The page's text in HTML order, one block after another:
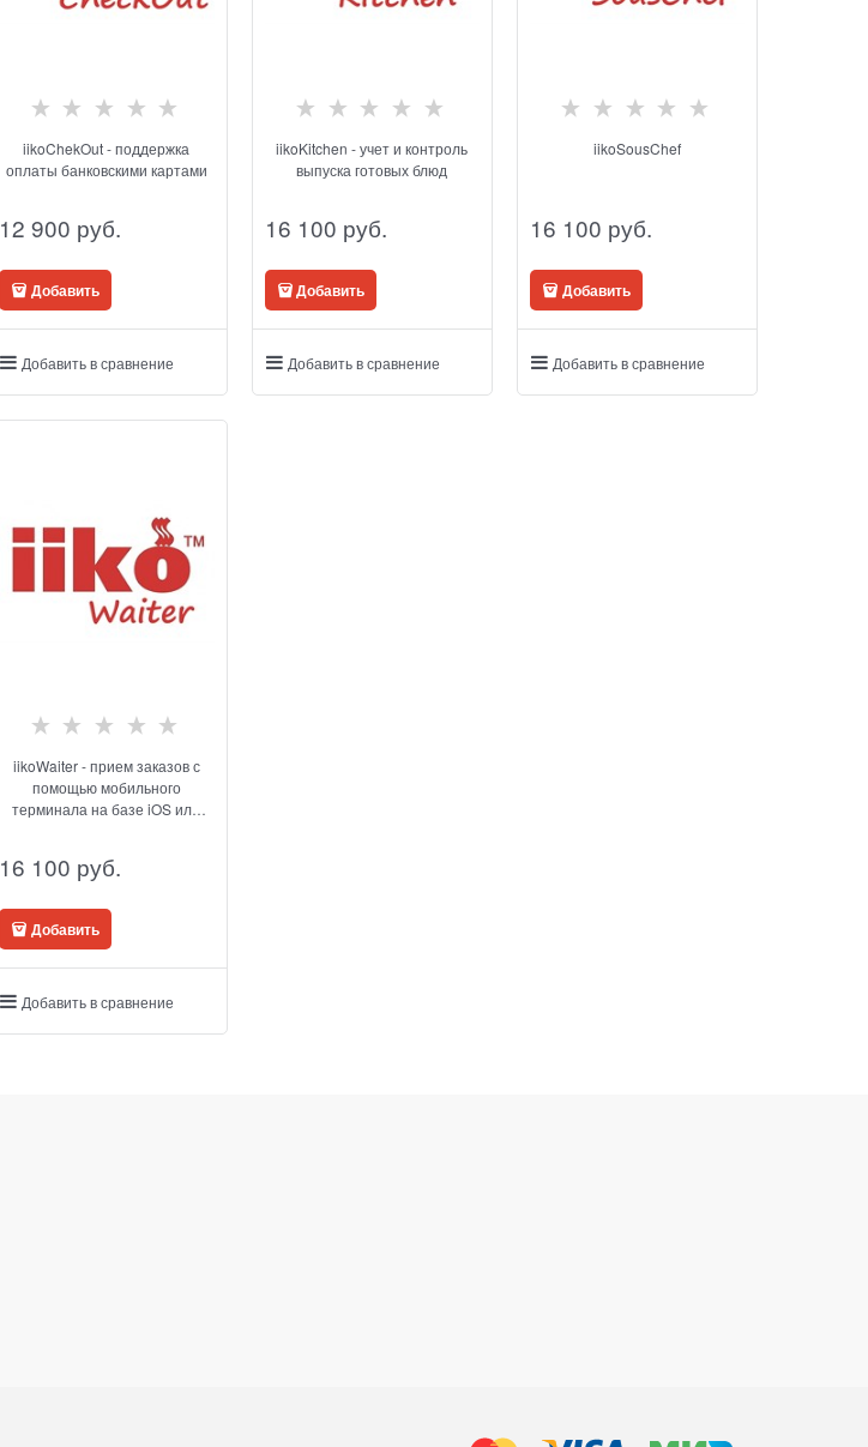
iikoChekOut - поддержка
оплаты банковскими картами
12 900 руб.
Добавить
Добавить в сравнение
iikoKitchen - учет и контроль
выпуска готовых блюд
16 100 руб.
Добавить
Добавить в сравнение
iikoSousChef
16 100 руб.
Добавить
Добавить в сравнение
iikoWaiter - прием заказов с
помощью мобильного
терминала на базе iOS или
16 100 руб.
Добавить
Добавить в сравнение